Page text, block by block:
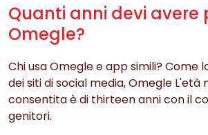
Quanti anni devi avere
Omegle?
Chi usa Omegle e app simili? Come
dei siti di social media, Omegle L'età
consentita è di thirteen anni con il
genitori.